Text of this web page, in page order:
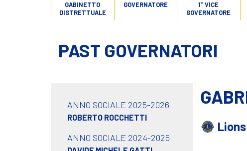
GABINETTO
DISTRETTUALE
GOVERNATORE
1° VICE
GOVERNATORE
PAST GOVERNATORI
ANNO SOCIALE 2025-2026
ROBERTO ROCCHETTI
ANNO SOCIALE 2024-2025